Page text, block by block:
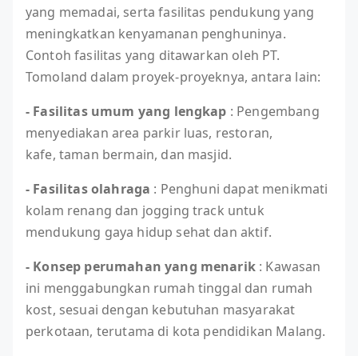
yang memadai, serta fasilitas pendukung yang
meningkatkan kenyamanan penghuninya.
Contoh fasilitas yang ditawarkan oleh PT.
Tomoland dalam proyek-proyeknya, antara lain:
- Fasilitas umum yang lengkap : Pengembang
menyediakan area parkir luas, restoran,
kafe, taman bermain, dan masjid.
- Fasilitas olahraga : Penghuni dapat menikmati
kolam renang dan jogging track untuk
mendukung gaya hidup sehat dan aktif.
- Konsep perumahan yang menarik: Kawasan
ini menggabungkan rumah tinggal dan rumah
kost, sesuai dengan kebutuhan masyarakat
perkotaan, terutama di kota pendidikan Malang.